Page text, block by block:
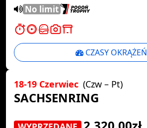
No limit
CZASY OKRĄŻEŃ
18-19 Czerwiec (Czw – Pt)
SACHSENRING